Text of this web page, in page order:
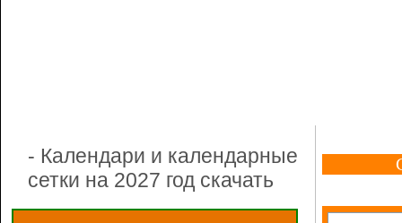
- Календари и календарные
сетки на 2027 год скачать